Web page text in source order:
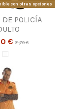
con otras opciones
DE POLICÍA
€31,70 €